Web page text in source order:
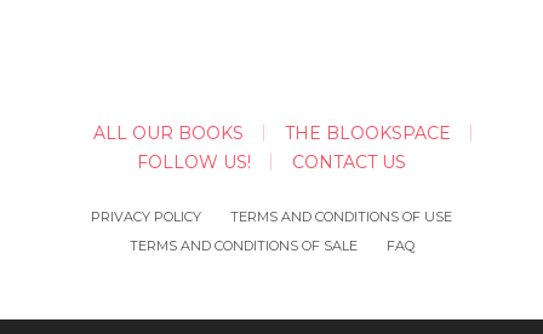
ALL OUR BOOKS
THE BLOOKSPACE
FOLLOW US!
CONTACT US
PRIVACY POLICY
TERMS AND CONDITIONS OF USE
TERMS AND CONDITIONS OF SALE
FAQ